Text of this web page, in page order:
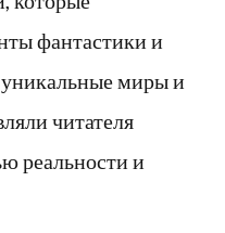
фантастики и
миры и
читателя
реальности и